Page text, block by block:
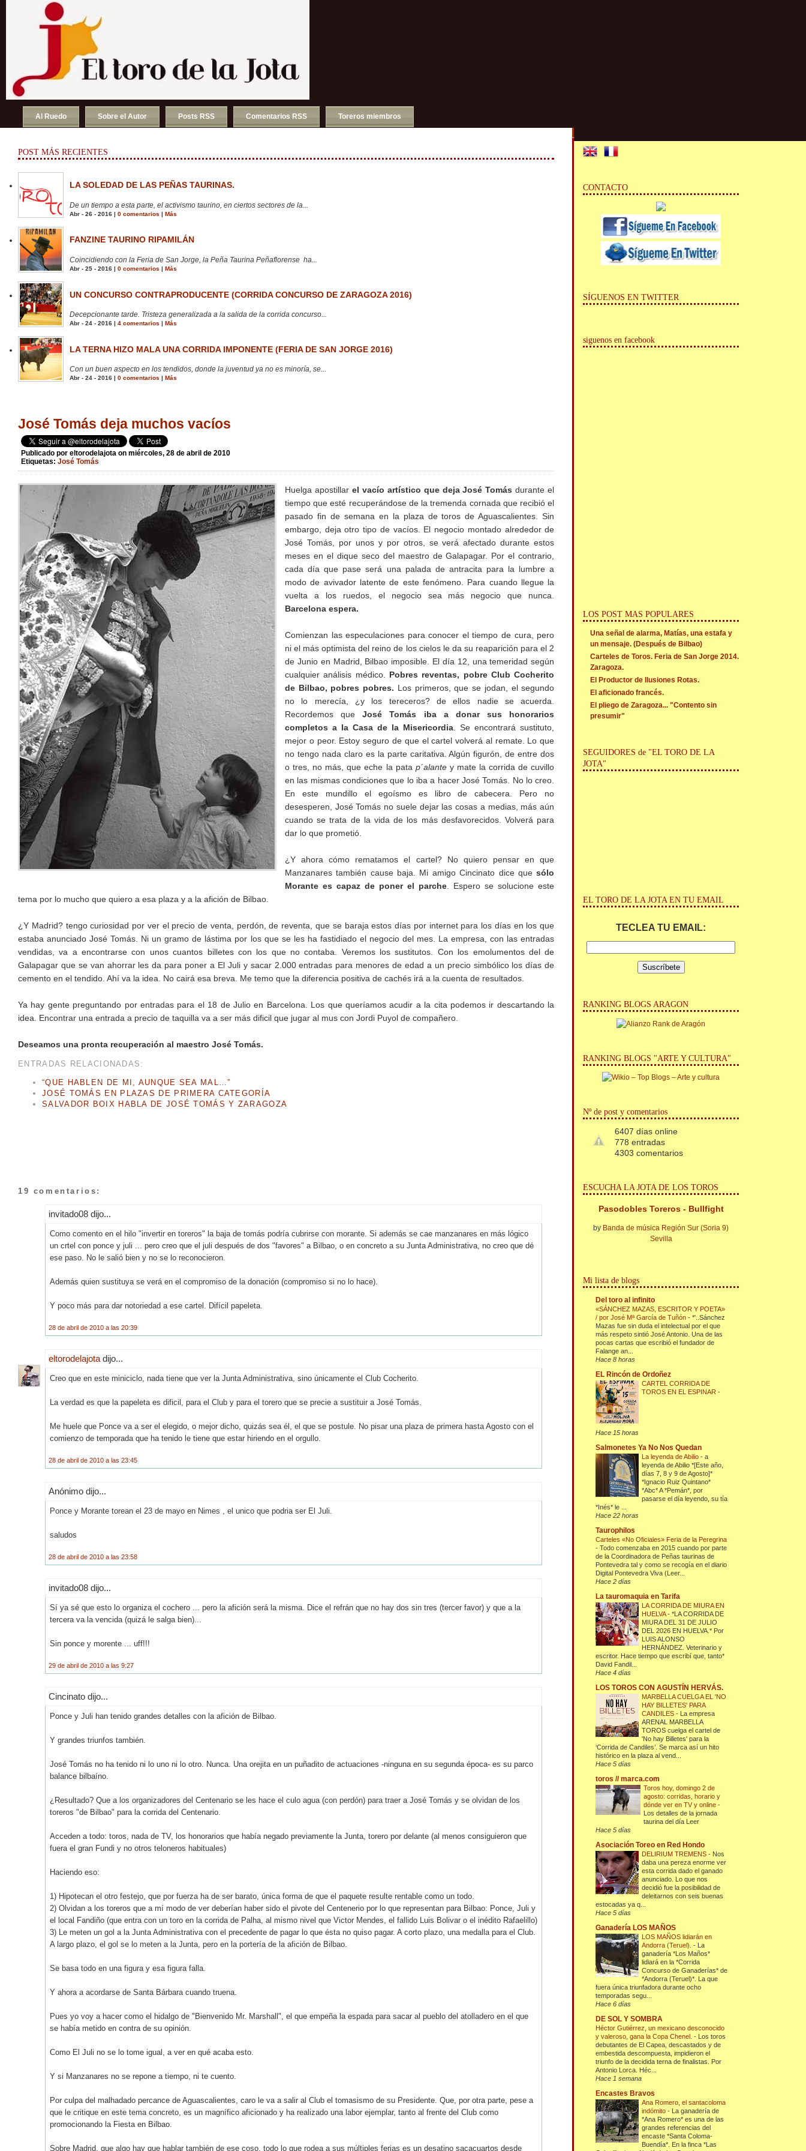
Al Ruedo Sobre el Autor Posts RSS Comentarios RSS Toreros miembros
POST MÁS RECIENTES
LA SOLEDAD DE LAS PEÑAS TAURINAS.
De un tiempo a esta parte, el activismo taurino, en ciertos sectores de la...
Abr - 26 - 2016 | 0 comentarios | Más
FANZINE TAURINO RIPAMILÁN
Coincidiendo con la Feria de San Jorge, la Peña Taurina Peñaflorense ha...
Abr - 25 - 2016 | 0 comentarios | Más
UN CONCURSO CONTRAPRODUCENTE (CORRIDA CONCURSO DE ZARAGOZA 2016)
Decepcionante tarde. Tristeza generalizada a la salida de la corrida concurso...
Abr - 24 - 2016 | 4 comentarios | Más
LA TERNA HIZO MALA UNA CORRIDA IMPONENTE (FERIA DE SAN JORGE 2016)
Con un buen aspecto en los tendidos, donde la juventud ya no es minoría, se...
Abr - 24 - 2016 | 0 comentarios Más
José Tomás deja muchos vacíos
Publicado por eltorodelajota on miércoles, 28 de abril de 2010
Etiquetas: José Tomás
Huelga apostillar el vacío artístico que deja José Tomás durante el
tiempo que esté recuperándose de la tremenda cornada que recibió el
pasado fin de semana en la plaza de toros de Aguascalientes. Sin
embargo, deja otro tipo de vacíos. El negocio montado alrededor de
José Tomás, por unos y por otros, se verá afectado durante estos
meses en el dique seco del maestro de Galapagar. Por el contrario,
cada día que pase será una palada de antracita para la lumbre a
modo de avivador latente de este fenómeno. Para cuando llegue la
vuelta a los ruedos, el negocio sea más negocio que nunca.
Barcelona espera.
Comienzan las especulaciones para conocer el tiempo de cura, pero
ni el más optimista del reino de los cielos le da su reaparición para el 2
de Junio en Madrid, Bilbao imposible. El día 12, una temeridad según
cualquier análisis médico. Pobres reventas, pobre Club Cocherito
de Bilbao, pobres pobres. Los primeros, que se jodan, el segundo
no lo merecía, ¿y los tereceros? de ellos nadie se acuerda.
Recordemos queJosé Tomás iba a donar sus honorarios
completos a la Casa de la Misericordia . Se encontrará sustituto,
mejor o peor. Estoy seguro de que el cartel volverá al remate. Lo que
no tengo nada claro es la parte caritativa. Algún figurón, de entre dos
o tres, no más, que eche la pata p´alantey mate la corrida de cuvillo
en las mismas condiciones que lo iba a hacer José Tomás. No lo creo.
En este mundillo el egoísmo es libro de cabecera. Pero no
desesperen, José Tomás no suele dejar las cosas a medias, más aún
cuando se trata de la vida de los más desfavorecidos. Volverá para
dar lo que prometió.
¿Y ahora cómo rematamos el cartel? No quiero pensar en que
Manzanares también cause baja. Mi amigo Cincinato dice quesólo
Morante es capaz de poner el parche . Espero se solucione este
tema por lo mucho que quiero a esa plaza y a la afición de Bilbao.
¿Y Madrid? tengo curiosidad por ver el precio de venta, perdón, de reventa, que se baraja estos días por internet para los días en los que
estaba anunciado José Tomás. Ni un gramo de lástima por los que se les ha fastidiado el negocio del mes. La empresa, con las entradas
vendidas, va a encontrarse con unos cuantos billetes con los que no contaba. Veremos los sustitutos. Con los emolumentos del de
Galapagar que se van ahorrar les da para poner a El Juli y sacar 2.000 entradas para menores de edad a un precio simbólico los días de
cemento en el tendido. Ahí va la idea. No cairá esa breva. Me temo que la diferencia positiva de cachés irá a la cuenta de resultados.
Ya hay gente preguntando por entradas para el 18 de Julio en Barcelona. Los que queríamos acudir a la cita podemos ir descartando la
idea. Encontrar una entrada a precio de taquilla va a ser más dificil que jugar al mus con Jordi Puyol de compañero.
Deseamos una pronta recuperación al maestro José Tomás.
ENTRADAS RELACIONADAS:
“QUE HABLEN DE MI, AUNQUE SEA MAL…”
JOSÉ TOMÁS EN PLAZAS DE PRIMERA CATEGORÍA
SALVADOR BOIX HABLA DE JOSÉ TOMÁS Y ZARAGOZA
19 comentarios:
invitado08 dijo...
Como comento en el hilo "invertir en toreros" la baja de tomás podría cubrirse con morante. Si además se cae manzanares en más lógico
un crtel con ponce y juli ... pero creo que el juli después de dos "favores" a Bilbao, o en concreto a su Junta Administrativa, no creo que dé
ese paso. No le salió bien y no se lo reconocieron.
Además quien sustituya se verá en el compromiso de la donación (compromiso si no lo hace).
Y poco más para dar notoriedad a ese cartel. Difícil papeleta.
28 de abril de 2010 a las 20:39
eltorodelajota dijo...
Creo que en este miniciclo, nada tiene que ver la Junta Administrativa, sino únicamente el Club Cocherito.
La verdad es que la papeleta es dificil, para el Club y para el torero que se precie a sustituir a José Tomás.
Me huele que Ponce va a ser el elegido, o mejor dicho, quizás sea él, el que se postule. No pisar una plaza de primera hasta Agosto con el
comienzo de temporada que ha tenido le tiene que estar hiriendo en el orgullo.
28 de abril de 2010 a las 23:45
Anónimo dijo...
Ponce y Morante torean el 23 de mayo en Nimes , el unico que podria ser El Juli.
saludos
28 de abril de 2010 a las 23:58
invitado08 dijo...
Sí ya sé que esto lo organiza el cochero ... pero la afición será la misma. Dice el refrán que no hay dos sin tres (tercer favor) y que a la
tercera va la vencida (quizá le salga bien)...
Sin ponce y morente ... uff!!!
29 de abril de 2010 a las 9:27
Cincinato dijo...
Ponce y Juli han tenido grandes detalles con la afición de Bilbao.
Y grandes triunfos también.
José Tomás no ha tenido ni lo uno ni lo otro. Nunca. Una orejita en un puñadito de actuaciones -ninguna en su segunda época- es su parco
balance bilbaíno.
¿Resultado? Que a los organizadores del Centenario se les hace el culo agua (con perdón) para traer a José Tomás y se olvidan de los
toreros "de Bilbao" para la corrida del Centenario.
Acceden a todo: toros, nada de TV, los honorarios que había negado previamente la Junta, torero por delante (al menos consiguieron que
fuera el gran Fundi y no otros teloneros habituales)
Haciendo eso:
1) Hipotecan el otro festejo, que por fuerza ha de ser barato, única forma de que el paquete resulte rentable como un todo.
2) Olvidan a los toreros que a mí modo de ver deberían haber sido el pivote del Centenerio por lo que representan para Bilbao: Ponce, Juli y
el local Fandiño (que entra con un toro en la corrida de Palha, al mismo nivel que Victor Mendes, el fallido Luis Bolivar o el inédito Rafaelillo)
3) Le meten un gol a la Junta Administrativa con el precedente de pagar lo que ésta no quiso pagar. A corto plazo, una medalla para el Club.
A largo plazo, el gol se lo meten a la Junta, pero en la portería de la afición de Bilbao.
Se basa todo en una figura y esa figura falla.
Y ahora a acordarse de Santa Bárbara cuando truena.
Pues yo voy a hacer como el hidalgo de "Bienvenido Mr. Marshall", el que empeña la espada para sacar al pueblo del atolladero en el que
se había metido en contra de su opinión.
Como El Juli no se lo tome igual, a ver en qué acaba esto.
Y si Manzanares no se repone a tiempo, ni te cuento.
Por culpa del malhadado percance de Aguascalientes, caro le va a salir al Club el tomasismo de su Presidente. Que, por otra parte, pese a
que le critique en este tema concreto, es un magnífico aficionado y ha realizado una labor ejemplar, tanto al frente del Club como
promocionando la Fiesta en Bilbao.
Sobre Madrid, que algo hay que hablar también de ese coso, todo lo que rodea a sus múltiples ferias es un desatino sacacuartos desde
CONTACTO
SÍGUENOS EN TWITTER
siguenos en facebook
LOS POST MAS POPULARES
Una señal de alarma, Matías, una estafa y
un mensaje. (Después de Bilbao)
Carteles de Toros. Feria de San Jorge 2014.
Zaragoza.
El Productor de Ilusiones Rotas.
El aficionado francés.
El pliego de Zaragoza... "Contento sin
presumir"
SEGUIDORES de "EL TORO DE LA
JOTA"
EL TORO DE LA JOTA EN TU EMAIL
TECLEA TU EMAIL:
RANKING BLOGS ARAGON
RANKING BLOGS "ARTE Y CULTURA"
Nº de post y comentarios
6407 días online
778 entradas
4303 comentarios
ESCUCHA LA JOTA DE LOS TOROS
Pasodobles Toreros - Bullfight
by Banda de música Región Sur (Soria 9)
Sevilla
Mi lista de blogs
Del toro al infinito
«SÁNCHEZ MAZAS, ESCRITOR Y POETA»
/ por José Mª García de Tuñón-*'..Sánchez
Mazas fue sin duda el intelectual por el que
más respeto sintió José Antonio. Una de las
pocas cartas que escribió el fundador de
Falange an...
Hace 8 horas
EL Rincón de Ordoñez
CARTEL CORRIDA DE
TOROS EN EL ESPINAR-
Hace 15 horas
Salmonetes Ya No Nos Quedan
La leyenda de Abilio-a
leyenda de Abilio *[Este año,
días 7, 8 y 9 de Agosto]*
*Ignacio Ruiz Quintano*
*Abc* A *Pemán*, por
pasarse el día leyendo, su tía
*Inés* le ...
Hace 22 horas
Taurophilos
Carteles «No Oficiales» Feria de la Peregrina
-Todo comenzaba en 2015 cuando por parte
de la Coordinadora de Peñas taurinas de
Pontevedra tal y como se recogía en el diario
Digital Pontevedra Viva (Leer...
Hace 2 días
La tauromaquia en Tarifa
LA CORRIDA DE MIURA EN
HUELVA-*LA CORRIDA DE
MIURA DEL 31 DE JULIO
DEL 2026 EN HUELVA.* Por
LUIS ALONSO
HERNÁNDEZ. Veterinario y
escritor. Hace tiempo que escribí que, tanto*
David Fandil...
Hace 4 días
LOS TOROS CON AGUSTÍN HERVÁS.
MARBELLA CUELGA EL 'NO
HAY BILLETES' PARA
CANDILES- La empresa
ARENAL MARBELLA
TOROS cuelga el cartel de
'No hay Billetes' para la
‘Corrida de Candiles’. Se marca así un hito
histórico en la plaza al vend...
Hace 5 días
toros // marca.com
Toros hoy, domingo 2 de
agosto: corridas, horario y
dónde ver en TV y online-
Los detalles de la jornada
taurina del día Leer
Hace 5 días
Asociación Toreo en Red Hondo
DELIRIUM TREMENS- Nos
daba una pereza enorme ver
esta corrida dado el ganado
anunciado. Lo que nos
decidió fue la posibilidad de
deleitarnos con seis buenas
estocadas ya q...
Hace 5 días
Ganadería LOS MAÑOS
LOS MAÑOS lidiarán en
Andorra (Teruel).- La
ganadería *Los Maños*
lidiará en la *Corrida
Concurso de Ganaderías* de
*Andorra (Teruel)*. La que
fuera única triunfadora durante ocho
temporadas segu...
Hace 6 días
DE SOL Y SOMBRA
Héctor Gutiérrez, un mexicano desconocido
y valeroso, gana la Copa Chenel.- Los toros
debutantes de El Capea, descastados y de
embestida descompuesta, impidieron el
triunfo de la decidida terna de finalistas. Por
Antonio Lorca. Héc...
Hace 1 semana
Encastes Bravos
Ana Romero, el santacoloma
indómito- La ganadería de
*Ana Romero* es una de las
grandes referencias del
encaste *Santa Coloma-
Buendía*. En la finca *Las